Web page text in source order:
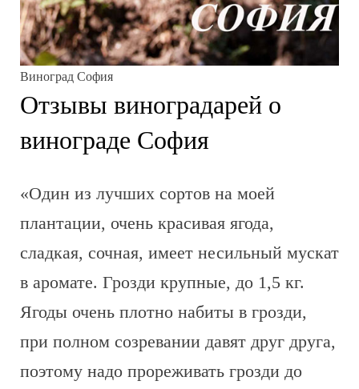
Виноград София
Отзывы виноградарей о
винограде София
«Один из лучших сортов на моей
плантации, очень красивая ягода,
сладкая, сочная, имеет несильный мускат
в аромате. Грозди крупные, до 1,5 кг.
Ягоды очень плотно набиты в грозди,
при полном созревании давят друг друга,
поэтому надо прореживать грозди до